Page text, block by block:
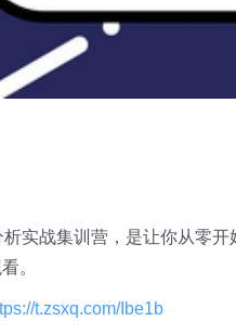
析实战集训营，是让你从零
。
t.zsxq.com/Ibe1b